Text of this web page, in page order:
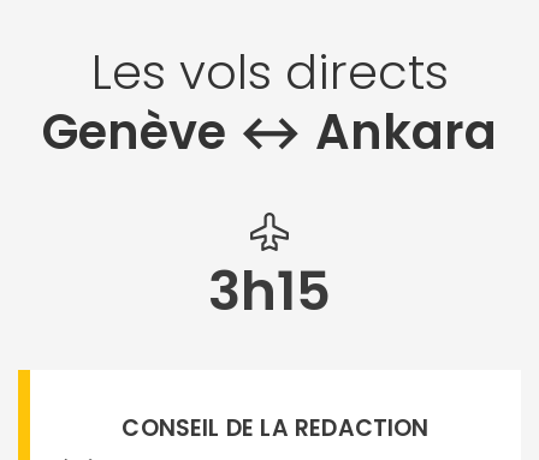
Les vols directs
Genève ↔︎ Ankara
3h15
CONSEIL DE LA REDACTION